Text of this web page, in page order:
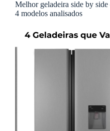
Melhor geladeira side by
4 modelos analisados